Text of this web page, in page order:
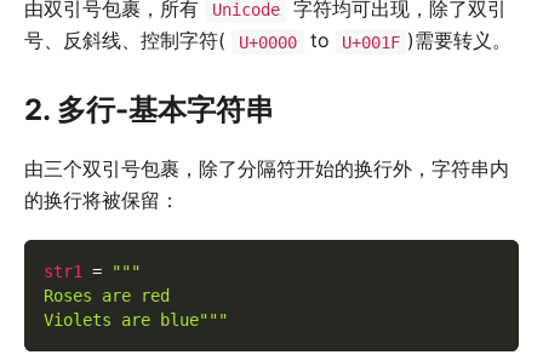
由双引号包裹，所有 Unicode
字符均可出现，除了双引
号、反斜线、控制字符(
U+0000 to U+001F )需要转义。
2. 多行-基本字符串
由三个双引号包裹，除了分隔符开始的换行外，字符串内
的换行将被保留：
str1 =
"""
Roses are red
Violets are blue"""